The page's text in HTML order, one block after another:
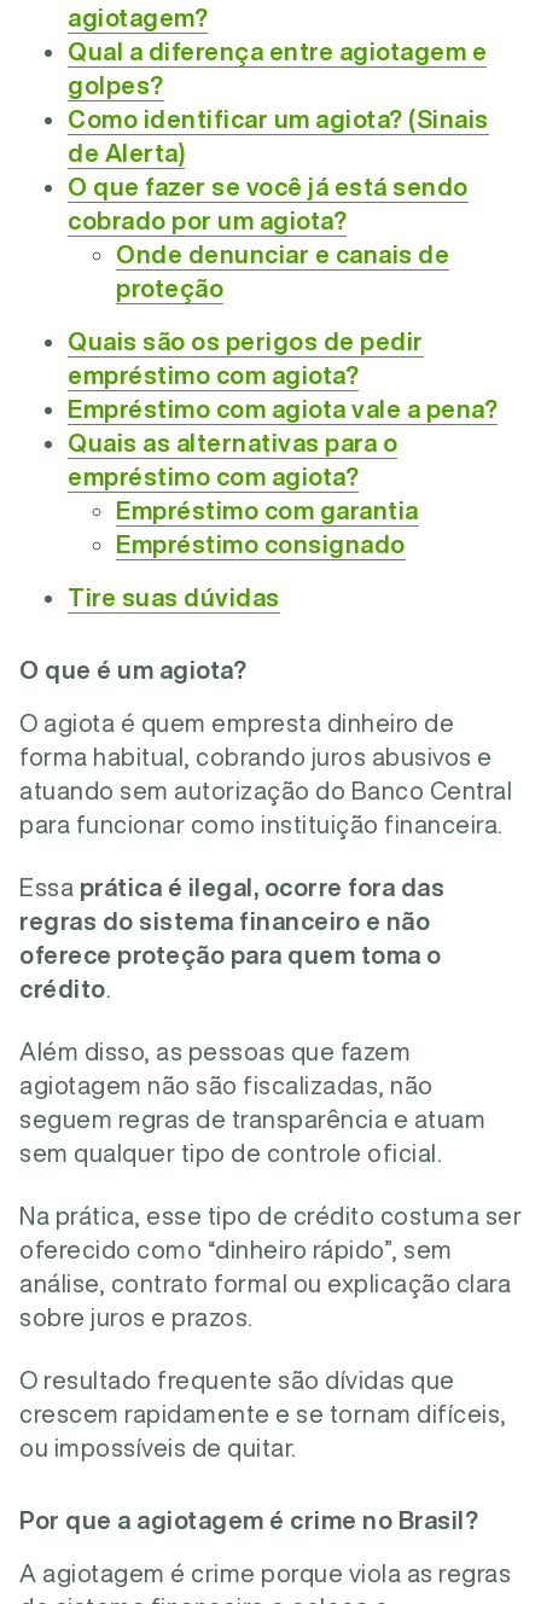
agiotagem?
Qual a diferença entre agiotagem e
golpes?
Como identificar um agiota? (Sinais
de Alerta)
O que fazer se você já está sendo
cobrado por um agiota?
Onde denunciar e canais de
proteção
Quais são os perigos de pedir
empréstimo com agiota?
Empréstimo com agiota vale a pena?
Quais as alternativas para o
empréstimo com agiota?
Empréstimo com garantia
Empréstimo consignado
Tire suas dúvidas
O que é um agiota?
O agiota é quem empresta dinheiro de
forma habitual, cobrando juros abusivos e
atuando sem autorização do Banco Central
para funcionar como instituição financeira.
Essa prática é ilegal, ocorre fora das
regras do sistema financeiro e não
oferece proteção para quem toma o
crédito
Além disso, as pessoas que fazem
agiotagem não são fiscalizadas, não
seguem regras de transparência e atuam
sem qualquer tipo de controle oficial.
Na prática, esse tipo de crédito costuma ser
oferecido como “dinheiro rápido”, sem
análise, contrato formal ou explicação clara
sobre juros e prazos.
O resultado frequente são dívidas que
crescem rapidamente e se tornam difíceis,
ou impossíveis de quitar.
Por que a agiotagem é crime no Brasil?
A agiotagem é crime porque viola as regras